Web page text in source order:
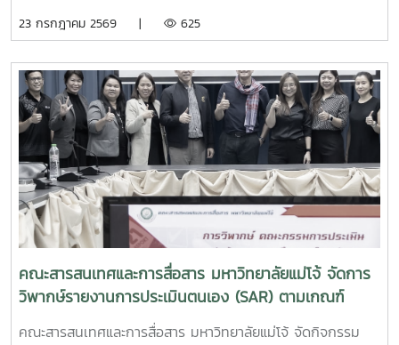
พร้อมส่งไฟล์ผลงานมาที่ DM: Royal Enfield Facebook (ระบุ
| Facebook : https://www.facebook.com/icmaejoWebsite
: https://infocomm.mju.ac.thWebsite MJU :
www.mju.ac.th
วิเคราะห์อาชญากรรมทางเทคโนโลยี พร้อมด้วย พันตำรวจโท
ปลอดภัยทางไซเบอร์ และร้อยตำรวจเอกกฤษกรณ์ ก้องศักดิ์ศรี
ตำแหน่ง รองสารวัตรกลุ่มงานรักษาความมั่นคงปลอดภัยทาง
ไซเบอร์ หารือความร่วมมือทางวิชาการ เกี่ยวกับการจัดทำบันทึก
ความเข้าใจความร่วมมือทางวิชาการ (MOU) เพื่อดำเนินงาน/
กิจกรรมในด้านต่างๆ รวมถึงโครงการวิจัย โครงการบริการ
วิชาการ และการรับนักศึกษาเข้าฝึกปฏิบัติงาน/สหกิจศึกษา และ
การเตรียมความพร้อมในการจัดทำหลักสูตรระยะสั้นเพื่อเผยแพร่
ให้นักศึกษาและประชาชน ได้เรียนรู้ด้วยตัวเองผ่านระบบ MJU
MOOC ประจำปีงบประมาณ พ.ศ. 2570 โดยมีรองผู้ช่วย
ศาสตราจารย์ ดร.ณภัทร เรืองนภากุล รองคณบดีฝ่ายวิจัย
บริการวิชาการและวิเทศสัมพันธ์ และผู้ช่วยศาสตราจารย์กริ่งกาญ
จน์ เจริญกุล รองคณบดีฝ่ายวิชาการและประกันคุณภาพการ
ศึกษา เป็นผู้แทนคณบดี ให้การต้อนรับและเข้าร่วมการประชุม
23 กรกฎาคม 2569 | 625
คณะสารสนเทศและการสื่อสาร มหาวิทยาลัยแม่โจ้ จัดการ
วิพากษ์รายงานการประเมินตนเอง (SAR) ตามเกณฑ์
EdPEx ประจำปีการศึกษา 2568
คณะสารสนเทศและการสื่อสาร มหาวิทยาลัยแม่โจ้ จัดกิจกรรม